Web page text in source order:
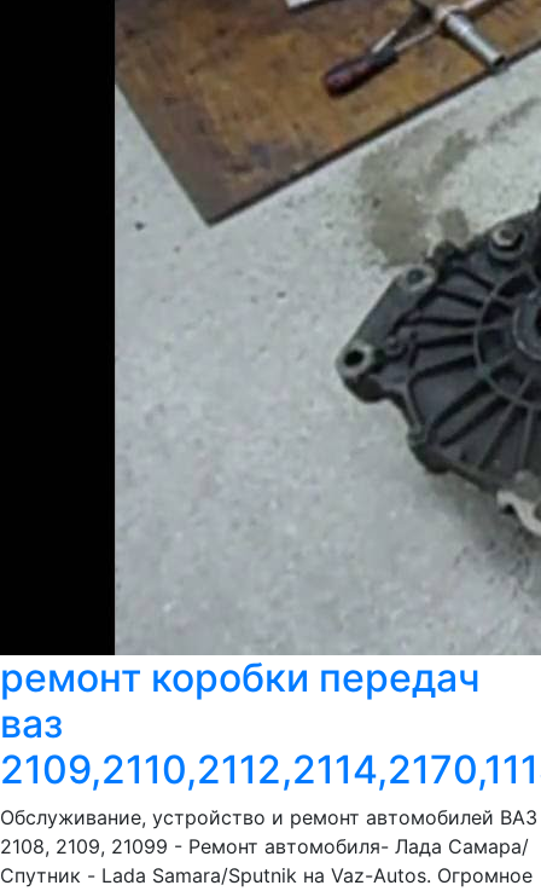
ремонт коробки передач
ваз
Обслуживание, устройство и ремонт автомобилей ВАЗ
2108, 2109, 21099 - Ремонт автомобиля- Лада Самара/
Спутник - Lada Samara/Sputnik на Vaz-Autos. Огромное